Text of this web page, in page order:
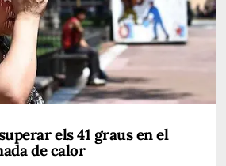
els 41 graus en el
de calor